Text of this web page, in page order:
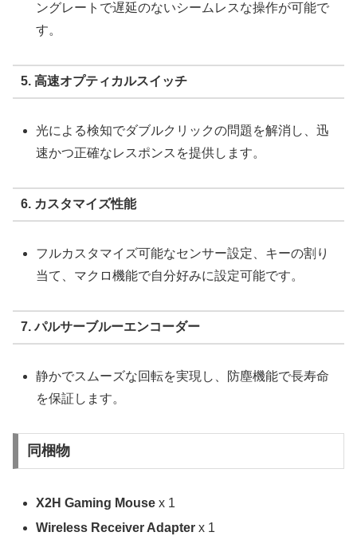
ングレートで遅延のないシームレスな操作が可能で
す。
5. 高速オプティカルスイッチ
光による検知でダブルクリックの問題を解消し、迅
速かつ正確なレスポンスを提供します。
6. カスタマイズ性能
フルカスタマイズ可能なセンサー設定、キーの割り
当て、マクロ機能で自分好みに設定可能です。
7. パルサーブルーエンコーダー
静かでスムーズな回転を実現し、防塵機能で長寿命
を保証します。
同梱物
X2H Gaming Mouse x 1
Wireless Receiver Adapter x 1